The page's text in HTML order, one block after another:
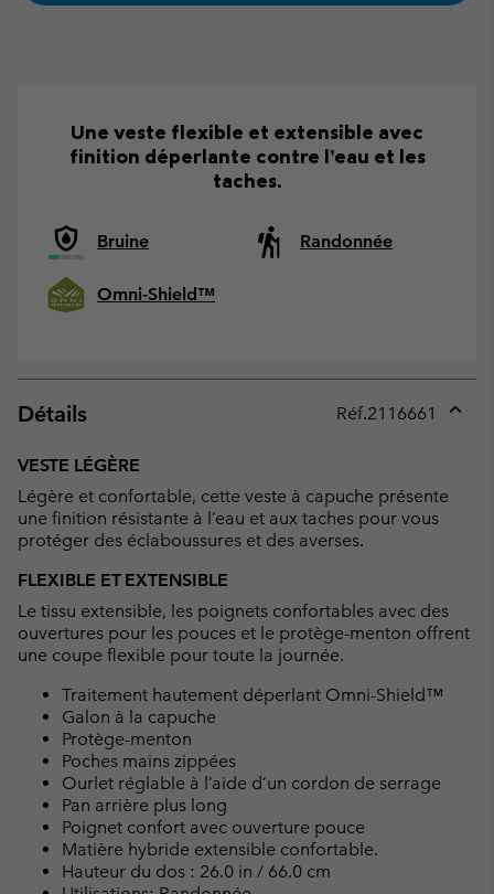
Une veste flexible et extensible avec
finition déperlante contre l’eau et les
taches.
Bruine Randonnée
Omni-Shield™
Détails Réf.2116661
VESTE LÉGÈRE
Légère et confortable, cette veste à capuche présente
une finition résistante à l’eau et aux taches pour vous
protéger des éclaboussures et des averses.
FLEXIBLE ET EXTENSIBLE
Le tissu extensible, les poignets confortables avec des
ouvertures pour les pouces et le protège-menton offrent
une coupe flexible pour toute la journée.
Traitement hautement déperlant Omni-Shield™
Galon à la capuche
Protège-menton
Poches mains zippées
Ourlet réglable à l’aide d’un cordon de serrage
Pan arrière plus long
Poignet confort avec ouverture pouce
Matière hybride extensible confortable.
Hauteur du dos : 26.0 in / 66.0 cm